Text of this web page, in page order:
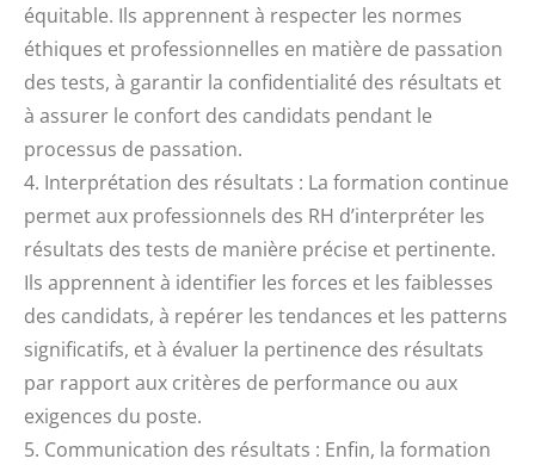
équitable. Ils apprennent à respecter les normes
éthiques et professionnelles en matière de passation
des tests, à garantir la confidentialité des résultats et
à assurer le confort des candidats pendant le
processus de passation.
4. Interprétation des résultats : La formation continue
permet aux professionnels des RH d’interpréter les
résultats des tests de manière précise et pertinente.
Ils apprennent à identifier les forces et les faiblesses
des candidats, à repérer les tendances et les patterns
significatifs, et à évaluer la pertinence des résultats
par rapport aux critères de performance ou aux
exigences du poste.
5. Communication des résultats : Enfin, la formation